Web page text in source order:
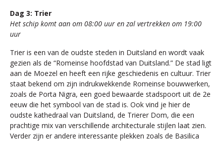
Dag 3: Trier
Het schip komt aan om 08:00 uur en zal vertrekken om 19:00
uur
Trier is een van de oudste steden in Duitsland en wordt vaak
gezien als de “Romeinse hoofdstad van Duitsland.” De stad ligt
aan de Moezel en heeft een rijke geschiedenis en cultuur. Trier
staat bekend om zijn indrukwekkende Romeinse bouwwerken,
zoals de Porta Nigra, een goed bewaarde stadspoort uit de 2e
eeuw die het symbool van de stad is. Ook vind je hier de
oudste kathedraal van Duitsland, de Trierer Dom, die een
prachtige mix van verschillende architecturale stijlen laat zien.
Verder zijn er andere interessante plekken zoals de Basilica